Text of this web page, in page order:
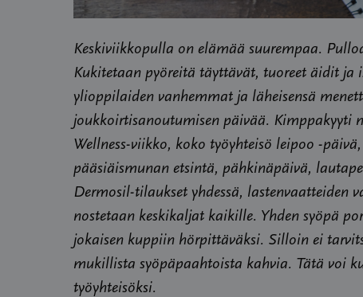
Keskiviikkopulla on elämää suurempaa.
Kukitetaan pyöreitä täyttävät, tuoreet äidit ja
ylioppilaiden vanhemmat ja läheisensä
joukkoirtisanoutumisen päivää. Kimppakyyti
Wellness-viikko, koko työyhteisö leipoo -
pääsiäismunan etsintä, pähkinäpäivä,
Dermosil-tilaukset yhdessä, lastenvaatteiden
nostetaan keskikaljat kaikille. Yhden syöpä
jokaisen kuppiin hörpittäväksi. Silloin ei
mukillista syöpäpaahtoista kahvia. Tätä voi
työyhteisöksi.